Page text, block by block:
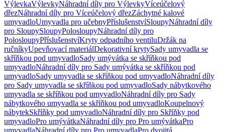
VýlevkaVýlevkyNáhradní díly pro VýlevkyVíceúčelový
dřezNáhradní díly pro Víceúčelový dřezZáchytné kalové
umyvadloUmyvadla pro učebnyPříslušenstvíSloupyNáhradní díly
pro SloupySloupyPolosloupyNáhradní díly pro
PolosloupyPříslušenstvíKryty odpadního ventiluDržák na
ručníkyUpevňovací materiálDekorativní krytySady umyvadla se
skříňkou pod umyvadloSady umývátka se skříňkou pod
umyvadloNáhradní díly pro Sady umývátka se skříňkou pod
umyvadloSady umyvadla se skříňkou pod umyvadloNáhradní díly
pro Sady umyvadla se skříňkou pod umyvadloSady nábytkového
umyvadla se skříňkou pod umyvadloNáhradní díly pro Sady
nábytkového umyvadla se skříňkou pod umyvadloKoupelnový
nábytekSkříňky pod umyvadloNáhradní díly pro Skříňky pod
umyvadloPro umývátkaNáhradní díly pro Pro umývátkaPro
umyvadlaNáhradní díly pro Pro umyvadlaPro dvojitá